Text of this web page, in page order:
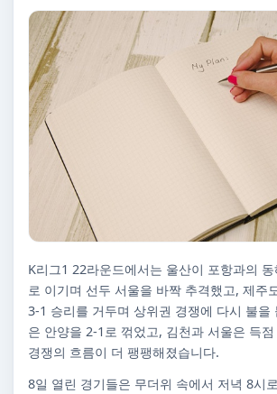
K리그1 22라운드에서는 울산이 포항과의
로 이기며 선두 서울을 바짝 추격했고, 제주
3-1 승리를 거두며 상위권 경쟁에 다시 불을
은 안양을 2-1로 꺾었고, 김천과 서울은 득
경쟁의 흐름이 더 팽팽해졌습니다.
8일 열린 경기들은 무더위 속에서 저녁 8시